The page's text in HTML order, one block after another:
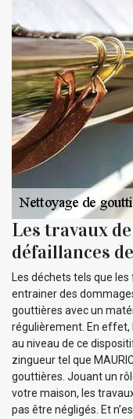
Les travaux
défaillances
Les déchets tels que
entrainer des
gouttières avec un
régulièrement. En effet,
au niveau de ce
zingueur tel que
gouttières. Jouant un
votre maison, les
pas être négligés. Et